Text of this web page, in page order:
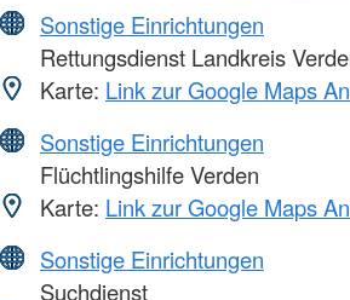
Sonstige Einrichtungen
Rettungsdienst Landkreis
Karte: Link zur Google Maps
Sonstige Einrichtungen
Flüchtlingshilfe Verden
Karte: Link zur Google Maps
Sonstige Einrichtungen
Suchdienst